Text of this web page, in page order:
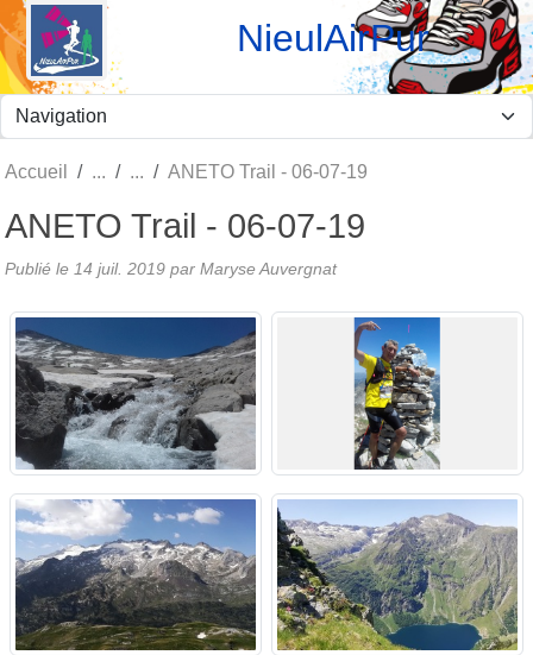
NieulAirPur
Accueil ANETO Trail - 06-07-19
ANETO Trail - 06-07-19
Publié le 14 juil. 2019 par Maryse Auvergnat
Panneau de gestion des cookies